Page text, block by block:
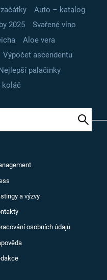
Auto – katalog
2025
Svařené víno
Aloe vera
Výpočet ascendentu
palačinky
koláč
a výzvy
osobních údajů